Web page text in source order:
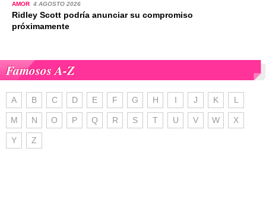
AMOR 4 AGOSTO 2026
Ridley Scott podría anunciar su compromiso
próximamente
Famosos A-Z
A B C D E F G H I J K L
M N O P Q R S T U V W X
Y Z